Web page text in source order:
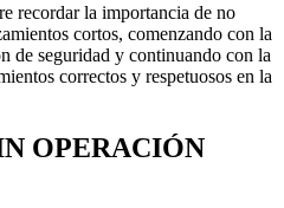
recordar la importancia de no
cortos, comenzando con la
de seguridad y continuando con la
correctos y respetuosos en la
OPERACIÓN